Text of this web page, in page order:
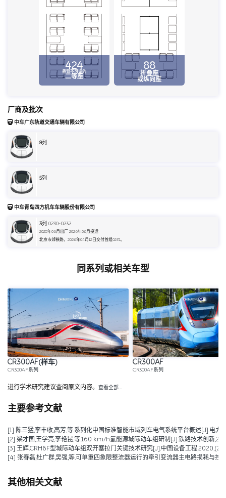
424
靠背不可调的
二等座
88
折叠座
或纵向座
厂商及批次
中车广东轨道交通车辆有限公司
8列
5列
中车青岛四方机车车辆股份有限公司
3列 0230~0232
2025年06月出厂 2026年06月投运
北京市郊铁路，2026年04月12日交付首组0231。
同系列或相关车型
CR300AF(样车)
CR300AF系列
CR300AF
CR300AF系列
进行学术研究建议查阅原文内容。 查看全部…
主要参考文献
[1] 陈三猛,李丰收,高芳,等.系列化中国标准智能市域列车电气系统平台概述[J].电
[2] 梁才国,王学亮,李艳昆,等.160 km/h氢能源城际动车组研制[J].铁路技术创新
[3] 王辉.CRH6F型城际动车组双开塞拉门关键技术研究[J].中国设备工程
[4] 张春磊,杜广群,吴强,等.可单重四象限整流器运行的牵引变流器主电路损耗与
其他相关文献